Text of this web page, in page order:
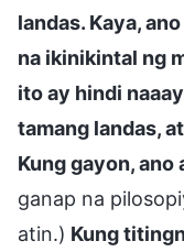
landas. Kaya,
na ikinikintal ng
ito ay hindi
tamang landas,
Kung gayon, ano
ganap na
atin.) Kung